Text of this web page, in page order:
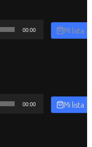
00:00 Mi lista
00:00 Mi lista